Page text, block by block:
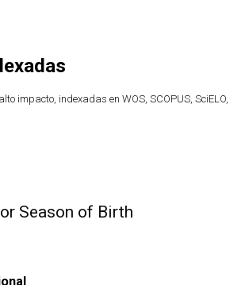
impacto, indexadas en WOS, SCOPUS, SciELO,
Season of Birth